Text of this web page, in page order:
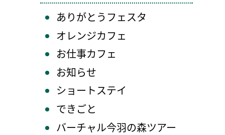
ありがとうフェスタ
オレンジカフェ
お仕事カフェ
お知らせ
ショートステイ
できごと
バーチャル今羽の森ツアー